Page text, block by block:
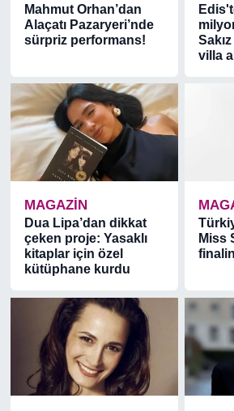
Mahmut Orhan’dan
Alaçatı Pazaryeri’nde
sürpriz performans!
villa
MAGAZİN
Dua Lipa’dan dikkat
çeken proje: Yasaklı
kitaplar için özel
kütüphane kurdu
Miss